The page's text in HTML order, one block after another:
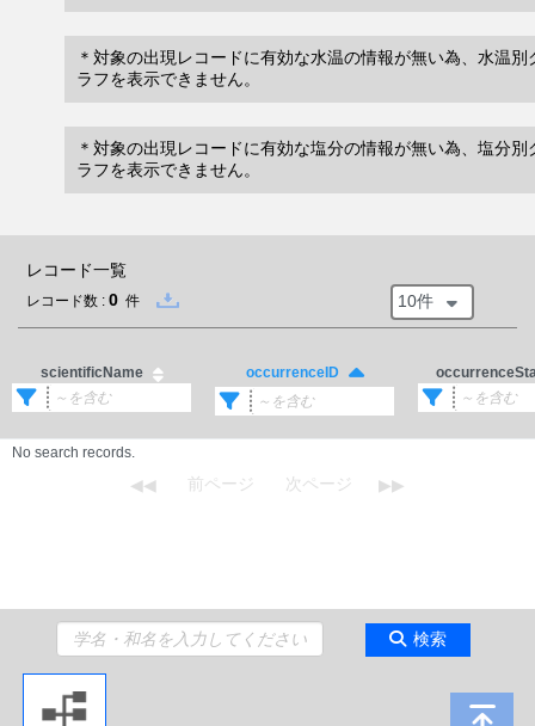
＊対象の出現レコードに有効な水温の情報が無い為、水温別
ラフを表示できません。
＊対象の出現レコードに有効な塩分の情報が無い為、塩分別
ラフを表示できません。
レコード一覧
レコード数 : 0 件 10件
scientificName occurrenceID
No search records.
検索